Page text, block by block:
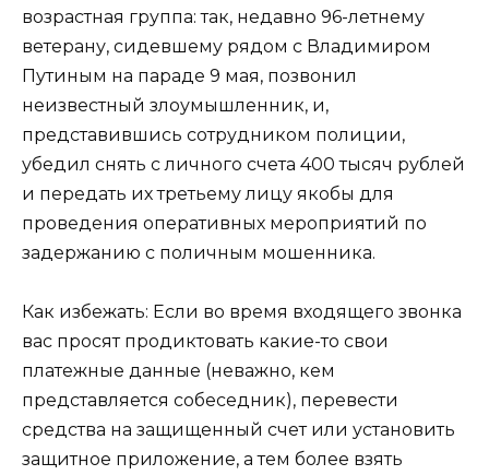
возрастная группа: так, недавно 96-летнему
ветерану, сидевшему рядом с Владимиром
Путиным на параде 9 мая, позвонил
неизвестный злоумышленник, и,
представившись сотрудником полиции,
убедил снять с личного счета 400 тысяч рублей
и передать их третьему лицу якобы для
проведения оперативных мероприятий по
задержанию с поличным мошенника.
Как избежать: Если во время входящего звонка
вас просят продиктовать какие-то свои
платежные данные (неважно, кем
представляется собеседник), перевести
средства на защищенный счет или установить
защитное приложение, а тем более взять